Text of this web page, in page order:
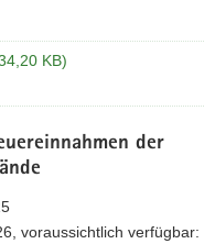
KB)
der
voraussichtlich verfügbar: